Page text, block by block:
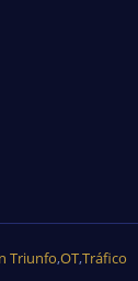
Triunfo,OT,Tráfico